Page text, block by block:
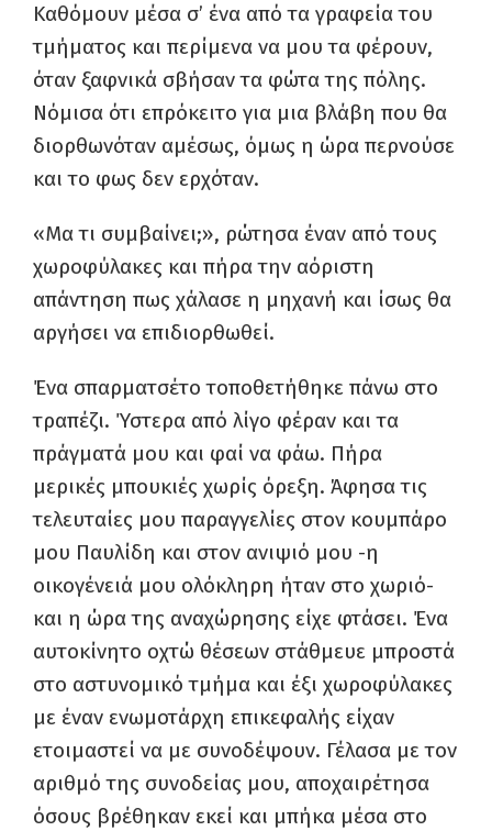
Καθόμουν μέσα σ’ ένα από τα γραφεία του
τμήματος και περίμενα να μου τα φέρουν,
όταν ξαφνικά σβήσαν τα φώτα της πόλης.
Νόμισα ότι επρόκειτο για μια βλάβη που θα
διορθωνόταν αμέσως, όμως η ώρα περνούσε
και το φως δεν ερχόταν.
«Μα τι συμβαίνει;», ρώτησα έναν από τους
χωροφύλακες και πήρα την αόριστη
απάντηση πως χάλασε η μηχανή και ίσως θα
αργήσει να επιδιορθωθεί.
Ένα σπαρματσέτο τοποθετήθηκε πάνω στο
τραπέζι. Ύστερα από λίγο φέραν και τα
πράγματά μου και φαί να φάω. Πήρα
μερικές μπουκιές χωρίς όρεξη. Άφησα τις
τελευταίες μου παραγγελίες στον κουμπάρο
μου Παυλίδη και στον ανιψιό μου -η
οικογένειά μου ολόκληρη ήταν στο χωριό-
και η ώρα της αναχώρησης είχε φτάσει. Ένα
αυτοκίνητο οχτώ θέσεων στάθμευε μπροστά
στο αστυνομικό τμήμα και έξι χωροφύλακες
με έναν ενωμοτάρχη επικεφαλής είχαν
ετοιμαστεί να με συνοδέψουν. Γέλασα με τον
αριθμό της συνοδείας μου, αποχαιρέτησα
όσους βρέθηκαν εκεί και μπήκα μέσα στο